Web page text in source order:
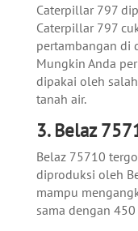
Caterpillar 797
Caterpillar 797
pertambangan di
Mungkin Anda
dipakai oleh
tanah air.
3. Belaz
Belaz 75710
diproduksi oleh
mampu
sama dengan